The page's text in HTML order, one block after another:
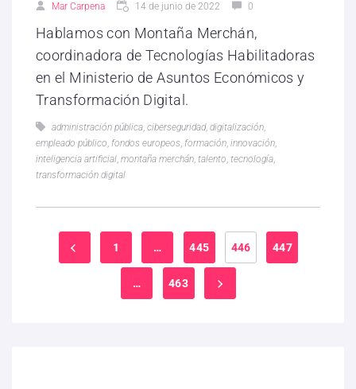
Mar Carpena 14 de junio de 2022 0
Hablamos con Montaña Merchán,
coordinadora de Tecnologías Habilitadoras
en el Ministerio de Asuntos Económicos y
Transformación Digital.
administración pública, ciberseguridad, digitalización,
empleado público, fondos europeos, formación, innovación,
inteligencia artificial, montaña merchán, talento, tecnología,
transformación digital
1 … 445 446 447
… 463